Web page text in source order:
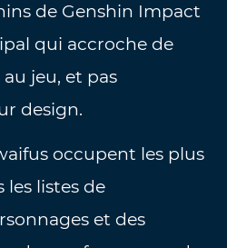
de Genshin Impact
qui accroche de
jeu, et pas
design.
occupent les plus
les listes de
et des